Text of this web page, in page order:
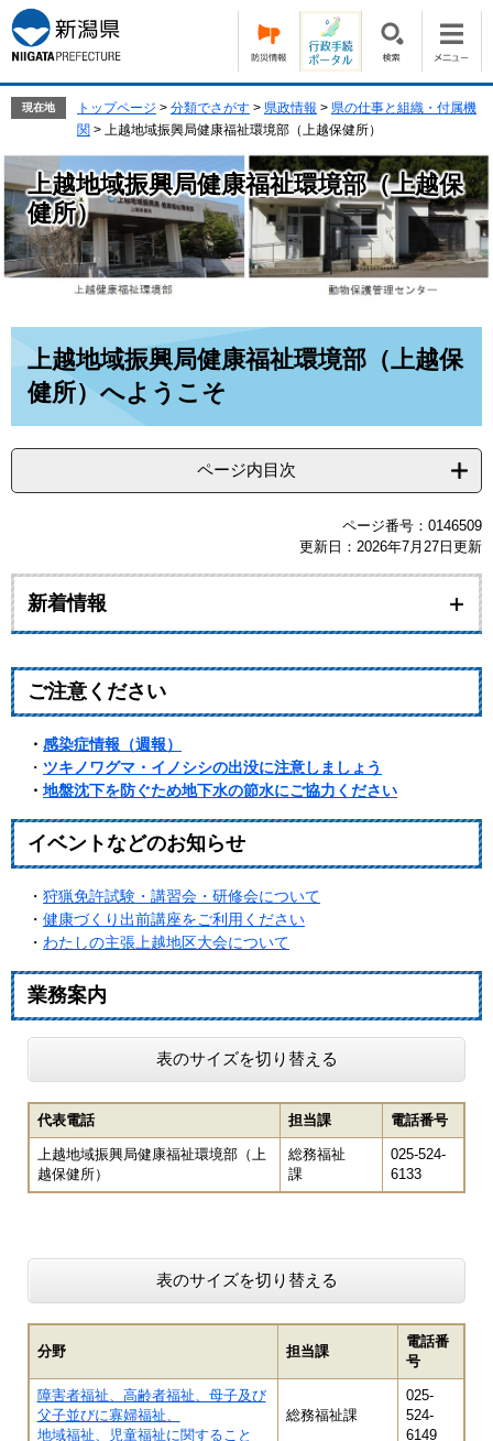
ー
ジ
の
ニ
ュ
ー
て
本
文
へ
現在地 トップページ > 分類でさがす > 県政情報 > 県の仕事と組織・付属機
関 > 上越地域振興局健康福祉環境部（上越保健所）
上越地域振興局健康福祉環境部（上越保
健所）
上越地域振興局健康福祉環境部（上越保
健所）へようこそ
ページ内目次
ページ番号：0146509
更新日：2026年7月27日更新
新着情報
ご注意ください
・ 感染症情報（週報）
・ ツキノワグマ・イノシシの出没に注意しましょう
・ 地盤沈下を防ぐため地下水の節水にご協力ください
イベントなどのお知らせ
・ 狩猟免許試験・講習会・研修会について
・ 健康づくり出前講座をご利用ください
・ わたしの主張上越地区大会について
業務案内
表のサイズを切り替える
代表電話 担当課 電話番号
上越地域振興局健康福祉環境部（上
越保健所）
総務福祉
課
025-524-
6133
表のサイズを切り替える
分野 担当課
電話番
号
障害者福祉、高齢者福祉、母子及び
父子並びに寡婦福祉、
地域福祉、児童福祉に関すること
総務福祉課
025-
524-
6149